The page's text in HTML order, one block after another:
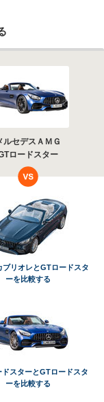
ルセデスＡＭＧ
ロードスター
ブリオレとGTロードスタ
ーを比較する
スターとGTロードスタ
ーを比較する